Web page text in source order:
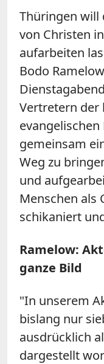
Thüringen will
von Christen
aufarbeiten
Bodo
Vertretern der
gemeinsam
Weg zu
und
Menschen als
schikaniert
Ramelow:
ganze Bild
"In unserem
bislang nur
ausdrücklich
dargestellt